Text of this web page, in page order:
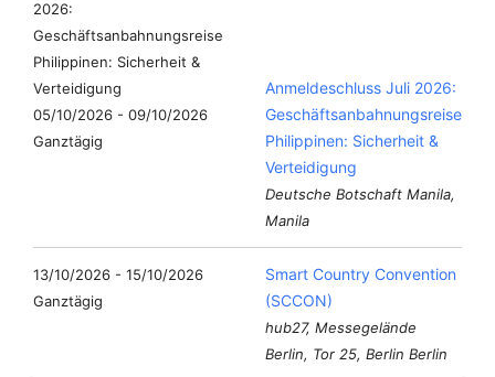
05/10/2026 - 09/10/2026
Ganztägig
Anmeldeschluss Juli 2026:
Geschäftsanbahnungsreise
Philippinen: Sicherheit &
Verteidigung
Deutsche Botschaft Manila,
Manila
13/10/2026 - 15/10/2026
Ganztägig
Smart Country Convention
(SCCON)
hub27, Messegelände
Berlin, Tor 25, Berlin Berlin